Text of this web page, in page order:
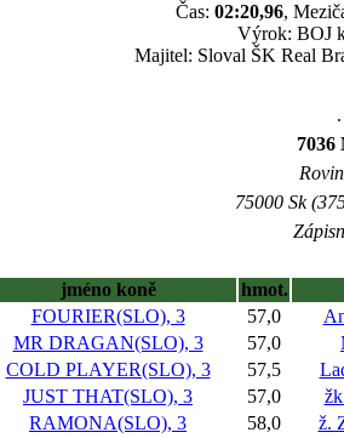
Čas: 02:20,96,
Výrok: BOJ
Majitel: Sloval ŠK Real
7036
75000 Sk
jméno koně
hmot.
FOURIER(SLO), 3 57,0
MR DRAGAN(SLO), 3 57,0
COLD PLAYER(SLO), 3 57,5
JUST THAT(SLO), 3 57,0
RAMONA(SLO), 3 58,0
ž.